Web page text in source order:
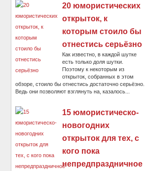
20 юмористических
открыток, к
которым стоило бы
отнестись серьёзно
Как известно, в каждой шутке
есть только доля шутки.
Поэтому к некоторым из
открыток, собранных в этом
обзоре, стоило бы отнестись достаточно серьёзно.
Ведь они позволяют взглянуть на, казалось...
15 юмористическо-
новогодних
открыток для тех, с
кого пока
непредпраздничное